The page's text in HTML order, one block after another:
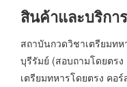
สินค้าและบริการ
สถาบันกวดวิชาเตรียมทห
บุรีรัมย์ (สอบถามโดยตร
เตรียมทหารโดยตรง คอ